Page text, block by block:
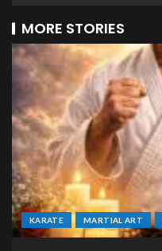
MORE STORIES
KARATE MARTIAL ART